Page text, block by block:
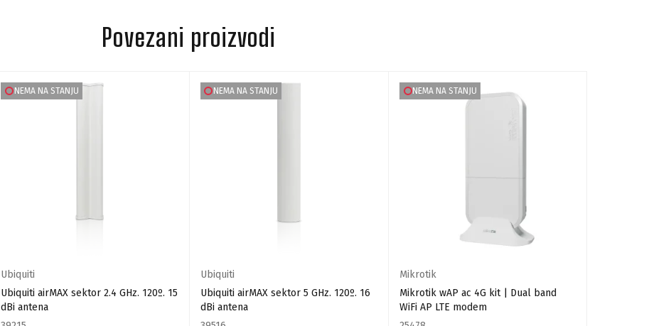
Povezani proizvodi
NEMA NA STANJU
Ubiquiti
Ubiquiti airMAX sektor 2.4 GHz. 120º. 15
dBi antena
NEMA NA STANJU
Ubiquiti
Ubiquiti airMAX sektor 5 GHz. 120º. 16
dBi antena
NEMA NA STANJU
Mikrotik
Mikrotik wAP ac 4G kit | Dual band
WiFi AP LTE modem